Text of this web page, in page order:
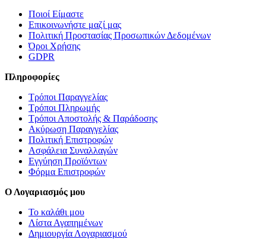
Ποιοί Είμαστε
Επικοινωνήστε μαζί μας
Πολιτική Προστασίας Προσωπικών Δεδομένων
Όροι Χρήσης
GDPR
Πληροφορίες
Τρόποι Παραγγελίας
Τρόποι Πληρωμής
Τρόποι Αποστολής & Παράδοσης
Ακύρωση Παραγγελίας
Πολιτική Επιστροφών
Ασφάλεια Συναλλαγών
Εγγύηση Προϊόντων
Φόρμα Επιστροφών
Ο Λογαριασμός μου
Το καλάθι μου
Λίστα Αγαπημένων
Δημιουργία Λογαριασμού